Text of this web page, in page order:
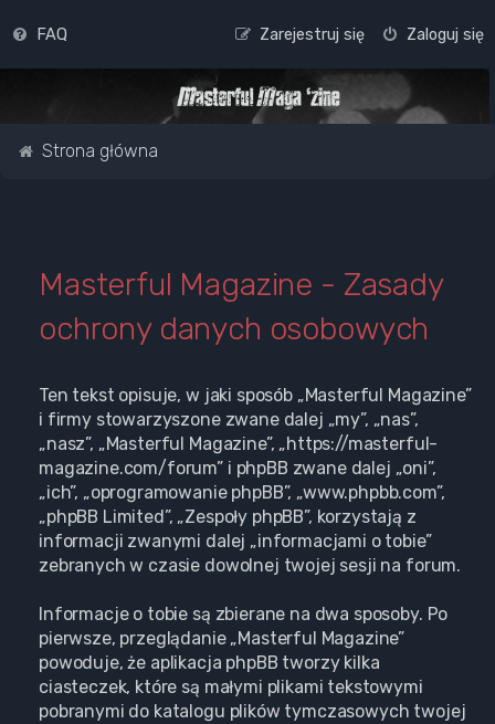
FAQ Zaloguj się
Zarejestruj się
Strona główna
Masterful Magazine - Zasady
ochrony danych osobowych
Ten tekst opisuje, w jaki sposób „Masterful Magazine”
i firmy stowarzyszone zwane dalej „my”, „nas”,
„nasz”, „Masterful Magazine”, „https://masterful-
magazine.com/forum” i phpBB zwane dalej „oni”,
„ich”, „oprogramowanie phpBB”, „www.phpbb.com”,
„phpBB Limited”, „Zespoły phpBB”, korzystają z
informacji zwanymi dalej „informacjami o tobie”
zebranych w czasie dowolnej twojej sesji na forum.
Informacje o tobie są zbierane na dwa sposoby. Po
pierwsze, przeglądanie „Masterful Magazine”
powoduje, że aplikacja phpBB tworzy kilka
ciasteczek, które są małymi plikami tekstowymi
pobranymi do katalogu plików tymczasowych twojej